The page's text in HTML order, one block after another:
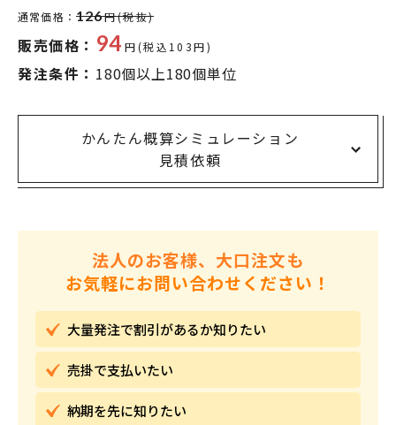
通常価格： 126円(税抜)
販売価格： 94 円(税込103円)
発注条件： 180個以上180個単位
かんたん概算シミュレーション
見積依頼
法人のお客様、大口注文も
お気軽にお問い合わせください！
大量発注で割引があるか知りたい
売掛で支払いたい
納期を先に知りたい